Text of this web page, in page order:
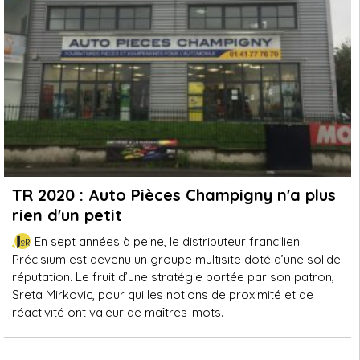
TR 2020 : Auto Pièces Champigny n'a plus
rien d'un petit
En sept années à peine, le distributeur francilien
Précisium est devenu un groupe multisite doté d’une solide
réputation. Le fruit d’une stratégie portée par son patron,
Sreta Mirkovic, pour qui les notions de proximité et de
réactivité ont valeur de maîtres-mots.